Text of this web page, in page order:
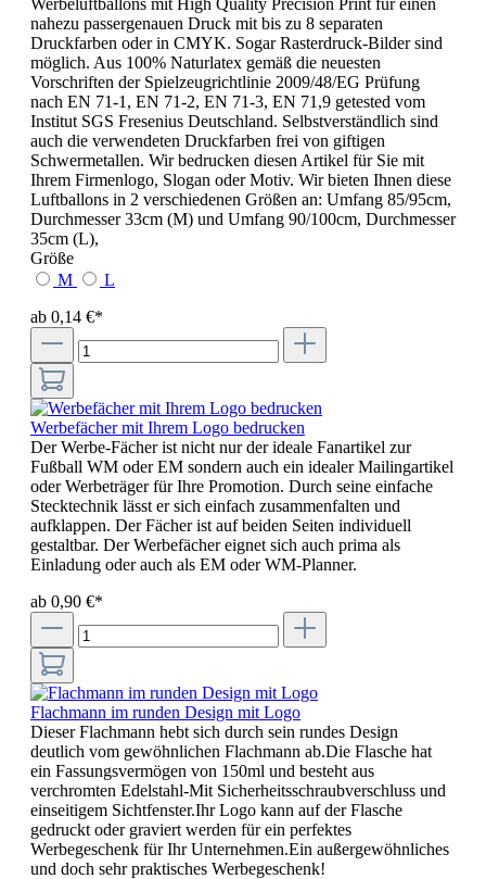
Werbeluftballons mit High Quality Precision Print für einen
nahezu passergenauen Druck mit bis zu 8 separaten
Druckfarben oder in CMYK. Sogar Rasterdruck-Bilder sind
möglich. Aus 100% Naturlatex gemäß die neuesten
Vorschriften der Spielzeugrichtlinie 2009/48/EG Prüfung
nach EN 71-1, EN 71-2, EN 71-3, EN 71,9 getested vom
Institut SGS Fresenius Deutschland. Selbstverständlich sind
auch die verwendeten Druckfarben frei von giftigen
Schwermetallen. Wir bedrucken diesen Artikel für Sie mit
Ihrem Firmenlogo, Slogan oder Motiv. Wir bieten Ihnen diese
Luftballons in 2 verschiedenen Größen an: Umfang 85/95cm,
Durchmesser 33cm (M) und Umfang 90/100cm, Durchmesser
35cm (L),
Größe
M
L
ab 0,14 €*
Werbefächer mit Ihrem Logo bedrucken
Der Werbe-Fächer ist nicht nur der ideale Fanartikel zur
Fußball WM oder EM sondern auch ein idealer Mailingartikel
oder Werbeträger für Ihre Promotion. Durch seine einfache
Stecktechnik lässt er sich einfach zusammenfalten und
aufklappen. Der Fächer ist auf beiden Seiten individuell
gestaltbar. Der Werbefächer eignet sich auch prima als
Einladung oder auch als EM oder WM-Planner.
ab 0,90 €*
Flachmann im runden Design mit Logo
Dieser Flachmann hebt sich durch sein rundes Design
deutlich vom gewöhnlichen Flachmann ab.Die Flasche hat
ein Fassungsvermögen von 150ml und besteht aus
verchromten Edelstahl-Mit Sicherheitsschraubverschluss und
einseitigem Sichtfenster.Ihr Logo kann auf der Flasche
gedruckt oder graviert werden für ein perfektes
Werbegeschenk für Ihr Unternehmen.Ein außergewöhnliches
und doch sehr praktisches Werbegeschenk!